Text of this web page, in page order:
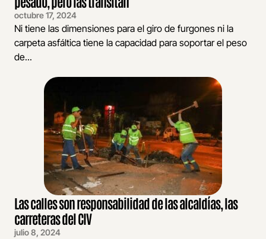
octubre 17, 2024
Ni tiene las dimensiones para el giro de furgones ni la
carpeta asfáltica tiene la capacidad para soportar el peso
de...
Las calles son responsabilidad de las alcaldías, las
carreteras del CIV
julio 8, 2024